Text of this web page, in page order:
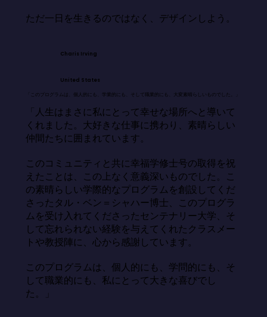
ただ一日を生きるのではなく、デザインしよう。
Charis Irving
United States
「このプログラムは、個人的にも、学業的にも、そして職業的にも、大変素晴らしいものでした。」
「人生はまさに私にとって幸せな場所へと導いて
くれました。大好きな仕事に携わり、素晴らしい
仲間たちに囲まれています。
このコミュニティと共に幸福学修士号の取得を祝
えたことは、この上なく意義深いものでした。こ
の素晴らしい学際的なプログラムを創設してくだ
さったタル・ベン＝シャハー博士、このプログラ
ムを受け入れてくださったセンテナリー大学、そ
して忘れられない経験を与えてくれたクラスメー
トや教授陣に、心から感謝しています。
このプログラムは、個人的にも、学問的にも、そ
して職業的にも、私にとって大きな喜びでし
た。」